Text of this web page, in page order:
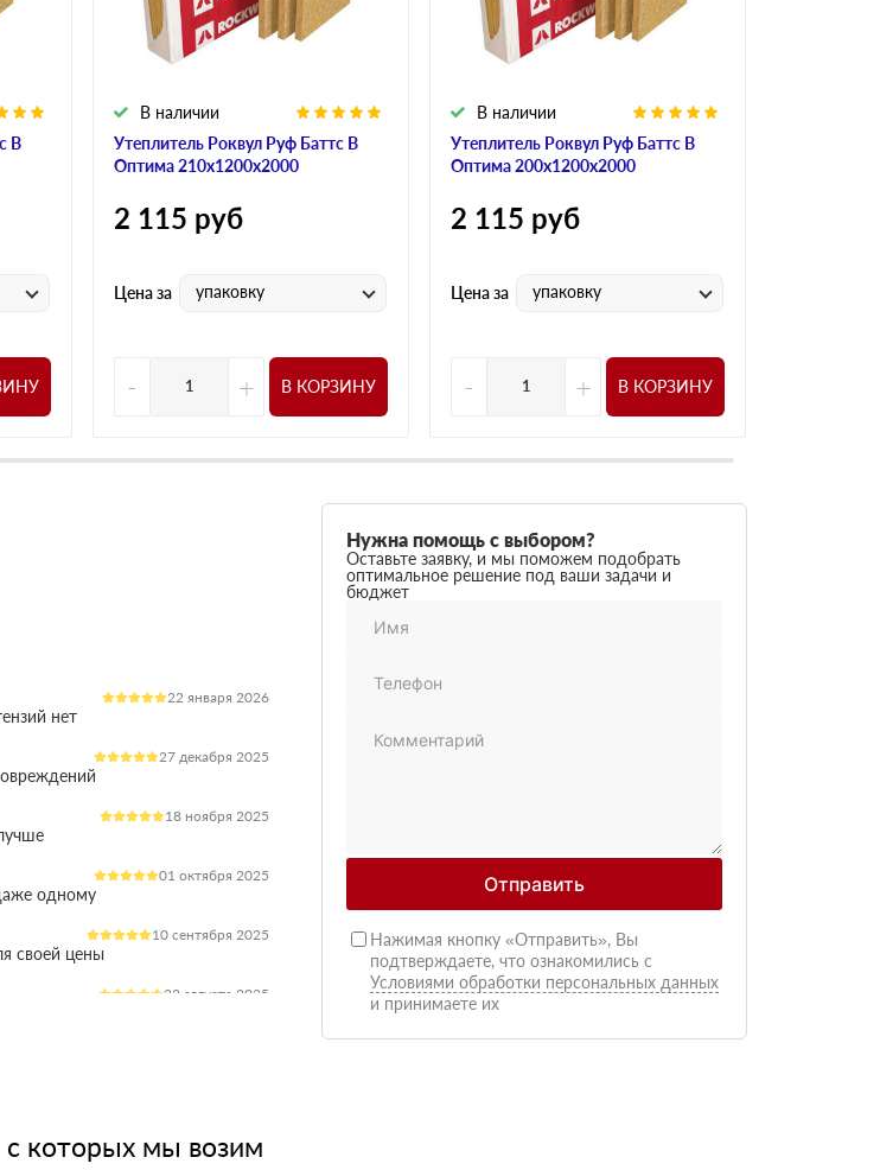
В
Утеплитель Роквул Руф Баттс В
Оптима 210х1200х2000
В наличии
2 115 руб
Цена за упаковку
- + В КОРЗИНУ
Утеплитель Роквул Руф Баттс В
Оптима 200х1200х2000
В наличии
2 115 руб
Цена за упаковку
- + В КОРЗИНУ
22 января 2026
нет
27 декабря 2025
18 ноября 2025
01 октября 2025
одному
10 сентября 2025
своей цены
22 августа 2025
стали ниже
Нужна помощь с выбором?
Оставьте заявку, и мы поможем подобрать
оптимальное решение под ваши задачи и
бюджет
Отправить
Нажимая кнопку «Отправить», Вы
подтверждаете, что ознакомились с
Условиями обработки персональных данных
и принимаете их
которых мы возим